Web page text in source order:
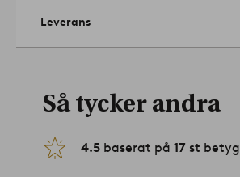
Leverans
Så tycker andra
4.5 baserat på 17 st betyg